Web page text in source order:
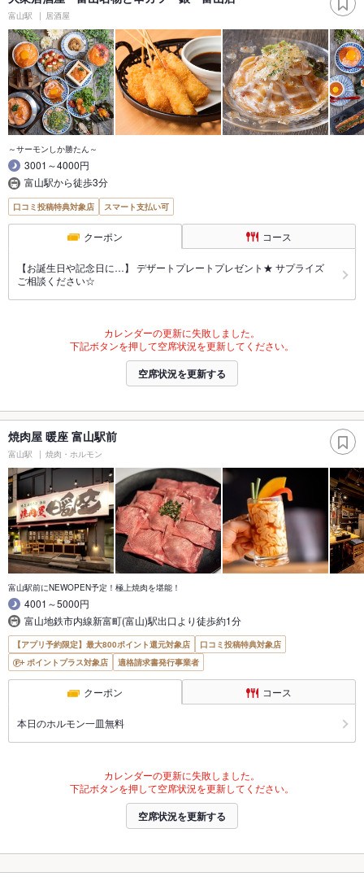
富山駅 居酒屋
～サーモンしか勝たん～
3001～4000円
富山駅から徒歩3分
口コミ投稿特典対象店 スマート支払い可
クーポン コース
【お誕生日や記念日に…】 デザートプレートプレゼント★ サプライズ
ご相談ください☆
カレンダーの更新に失敗しました。
下記ボタンを押して空席状況を更新してください。
空席状況を更新する
焼肉屋 暖座 富山駅前
富山駅 焼肉・ホルモン
富山駅前にNEWOPEN予定！極上焼肉を堪能！
4001～5000円
富山地鉄市内線新富町(富山)駅出口より徒歩約1分
【アプリ予約限定】最大800ポイント還元対象店
口コミ投稿特典対象店
ポイントプラス対象店
適格請求書発行事業者
クーポン コース
本日のホルモン一皿無料
カレンダーの更新に失敗しました。
下記ボタンを押して空席状況を更新してください。
空席状況を更新する